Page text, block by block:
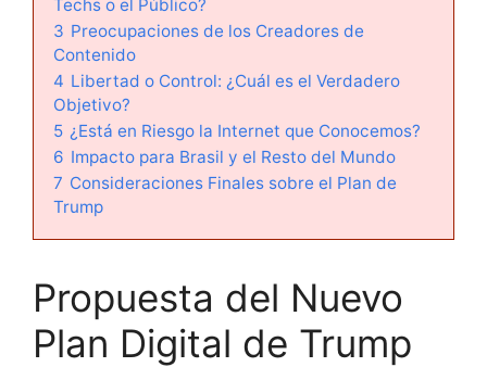
Techs o el Público?
3 Preocupaciones de los Creadores de
Contenido
4 Libertad o Control: ¿Cuál es el Verdadero
Objetivo?
5 ¿Está en Riesgo la Internet que Conocemos?
6 Impacto para Brasil y el Resto del Mundo
7 Consideraciones Finales sobre el Plan de
Trump
Propuesta del Nuevo
Plan Digital de Trump